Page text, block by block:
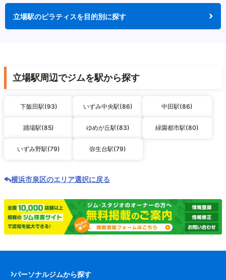
立場駅のピラティスを目的別に探す
立場駅周辺でジムを駅から探す
下飯田駅(93) いずみ中央駅(86) 中田駅(86)
踊場駅(85) ゆめが丘駅(83) 緑園都市駅(80)
いずみ野駅(79) 弥生台駅(79)
横浜市泉区のエリア選択に戻る
パーソナルジムから探す